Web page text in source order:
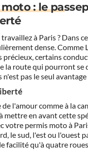
: le
à Paris ? Dans
dense. Comme
précieux, certains
la route qui pourront
pas le seul
l'amour comme à la
mettre en avant cette
votre permis moto à
le sud, l'est ou l'ouest
facilité qu'à quatre